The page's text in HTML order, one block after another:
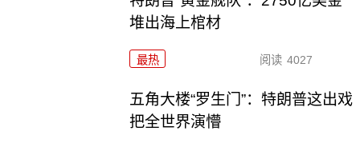
堆出海上棺材
最热 阅读 4027
五角大楼“罗生门”：特朗普这出戏
把全世界演懵